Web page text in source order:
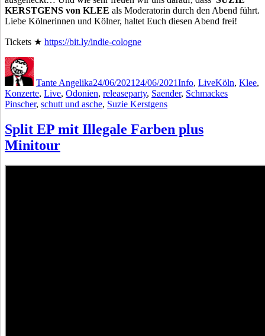
KERSTGENS von KLEE als Moderatorin durch den Abend führt.
Liebe Kölnerinnen und Kölner, haltet Euch diesen Abend frei!
Tickets ★ https://bit.ly/indie-cologne
Autor
Tante Angelika24/06/2021 24/06/2021Info, LiveKöln, Klee,
Konzerte, Live, Odonien, releaseparty, Saender, Schmackes
Pinscher, schutt und asche, Suzie Kerstgens
Split EP mit Illegale Farben plus
Minitour